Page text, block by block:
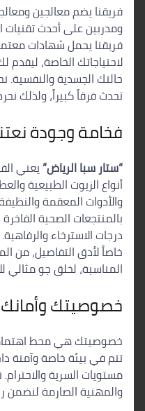
فريقنا يضم معالجين
ومدربين على أحدث
فريقنا يحمل شهادات
لاحتياجاتك الخاصة،
حالتك الجسدية والنفسية.
تحدث فرقاً كبيراً، ولذلك
فخامة وجودة
“ستار سبا الرياض”يعني
أنواع الزيوت الطبيعية
والأدوات المعقمة
بالمنتجعات الصحية
درجات الاسترخاء
خاصاً لأدق التفاصيل، من
المناسبة، لخلق جو مثالي
خصوصيتك وأمانك
خصوصيتك هي محط
تتم في بيئة خاصة وآمنة
مستويات السرية والاحترام.
والمهنية الصارمة لنضمن